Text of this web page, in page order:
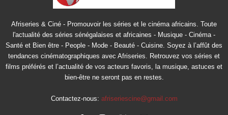
Afriseries & Ciné - Promouvoir les séries et le cinéma africains. Toute
l'actualité des séries sénégalaises et africaines - Musique - Cinéma -
Santé et Bien être - People - Mode - Beauté - Cuisine. Soyez à l’affût des
tendances cinématographiques avec Afriseries. Retrouvez vos séries et
films préférés et l’actualité de vos acteurs favoris, la musique, astuces et
bien-être ne seront pas en restes.
Contactez-nous: afriseriescine@gmail.com